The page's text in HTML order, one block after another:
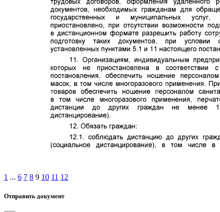
1 ... 6 7 8 9 10 11 12
Отправить документ